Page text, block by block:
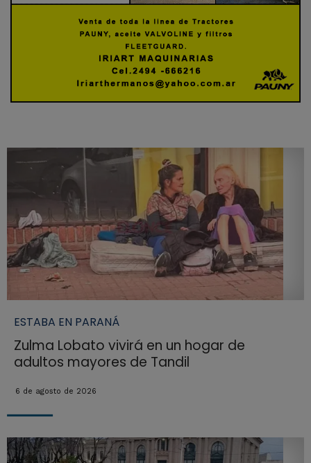
ESTABA EN PARANÁ
Zulma Lobato vivirá en un hogar de
adultos mayores de Tandil
6 de agosto de 2026